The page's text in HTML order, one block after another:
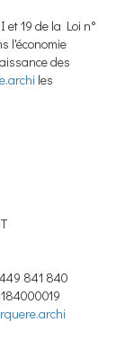
19 de la Loi n°
l'économie
des
les
841 840